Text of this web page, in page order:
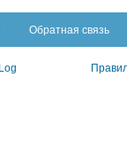
Обратная связь